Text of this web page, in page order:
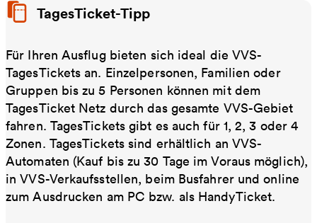
TagesTicket-Tipp
Für Ihren Ausflug bieten sich ideal die VVS-
TagesTickets an. Einzelpersonen, Familien oder
Gruppen bis zu 5 Personen können mit dem
TagesTicket Netz durch das gesamte VVS-Gebiet
fahren. TagesTickets gibt es auch für 1, 2, 3 oder 4
Zonen. TagesTickets sind erhältlich an VVS-
Automaten (Kauf bis zu 30 Tage im Voraus möglich),
in VVS-Verkaufsstellen, beim Busfahrer und online
zum Ausdrucken am PC bzw. als HandyTicket.